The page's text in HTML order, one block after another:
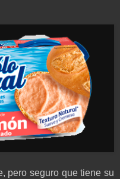
pero seguro que tiene su